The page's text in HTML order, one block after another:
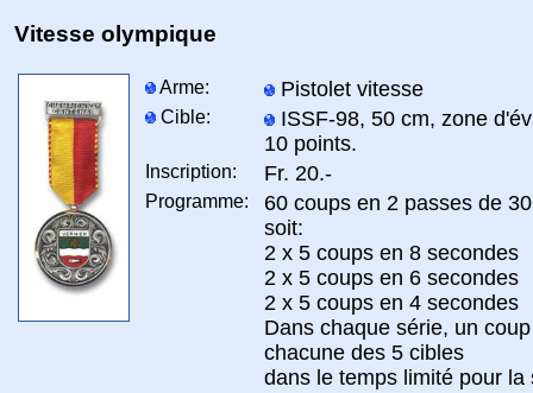
Vitesse olympique
Arme: Pistolet vitesse
Cible:
ISSF-98, 50 cm, zone
10 points.
Inscription: Fr. 20.-
Programme:
60 coups en 2 passes de
soit:
2 x 5 coups en 8 secondes
2 x 5 coups en 6 secondes
2 x 5 coups en 4 secondes
Dans chaque série, un
chacune des 5 cibles
dans le temps limité pour la